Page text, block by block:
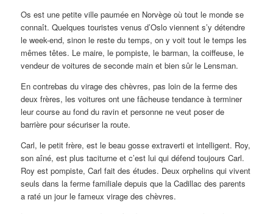
Os est une petite ville paumée en Norvège où tout le monde se
connaît. Quelques touristes venus d’Oslo viennent s’y détendre
le week-end, sinon le reste du temps, on y voit tout le temps les
mêmes têtes. Le maire, le pompiste, le barman, la coiffeuse, le
vendeur de voitures de seconde main et bien sûr le Lensman.
En contrebas du virage des chèvres, pas loin de la ferme des
deux frères, les voitures ont une fâcheuse tendance à terminer
leur course au fond du ravin et personne ne veut poser de
barrière pour sécuriser la route.
Carl, le petit frère, est le beau gosse extraverti et intelligent. Roy,
son aîné, est plus taciturne et c’est lui qui défend toujours Carl.
Roy est pompiste, Carl fait des études. Deux orphelins qui vivent
seuls dans la ferme familiale depuis que la Cadillac des parents
a raté un jour le fameux virage des chèvres.